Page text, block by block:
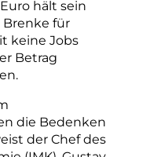
hält sein
für
keine Jobs
Betrag
die Bedenken
der Chef des